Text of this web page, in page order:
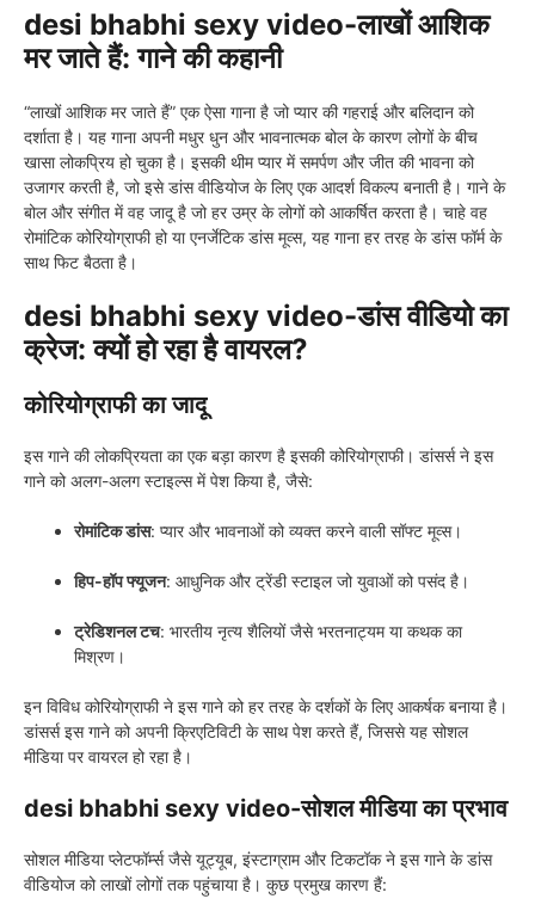
desi bhabhi sexy video-लाखों आशिक
मर जाते हैं: गाने की कहानी
“लाखों आशिक मर जाते हैं” एक ऐसा गाना है जो प्यार की गहराई और बलिदान को
दर्शाता है। यह गाना अपनी मधुर धुन और भावनात्मक बोल के कारण लोगों के बीच
खासा लोकप्रिय हो चुका है। इसकी थीम प्यार में समर्पण और जीत की भावना को
उजागर करती है, जो इसे डांस वीडियोज के लिए एक आदर्श विकल्प बनाती है। गाने के
बोल और संगीत में वह जादू है जो हर उम्र के लोगों को आकर्षित करता है। चाहे वह
रोमांटिक कोरियोग्राफी हो या एनर्जेटिक डांस मूव्स, यह गाना हर तरह के डांस फॉर्म के
साथ फिट बैठता है।
desi bhabhi sexy video-डांस वीडियो का
क्रेज: क्यों हो रहा है वायरल?
कोरियोग्राफी का जादू
इस गाने की लोकप्रियता का एक बड़ा कारण है इसकी कोरियोग्राफी। डांसर्स ने इस
गाने को अलग-अलग स्टाइल्स में पेश किया है, जैसे:
रोमांटिक डांस: प्यार और भावनाओं को व्यक्त करने वाली सॉफ्ट मूव्स।
हिप-हॉप फ्यूजन: आधुनिक और ट्रेंडी स्टाइल जो युवाओं को पसंद है।
ट्रेडिशनल टच: भारतीय नृत्य शैलियों जैसे भरतनाट्यम या कथक का
मिश्रण।
इन विविध कोरियोग्राफी ने इस गाने को हर तरह के दर्शकों के लिए आकर्षक बनाया है।
डांसर्स इस गाने को अपनी क्रिएटिविटी के साथ पेश करते हैं, जिससे यह सोशल
मीडिया पर वायरल हो रहा है।
desi bhabhi sexy video-सोशल मीडिया का प्रभाव
सोशल मीडिया प्लेटफॉर्म्स जैसे यूट्यूब, इंस्टाग्राम और टिकटॉक ने इस गाने के डांस
वीडियोज को लाखों लोगों तक पहुंचाया है। कुछ प्रमुख कारण हैं: